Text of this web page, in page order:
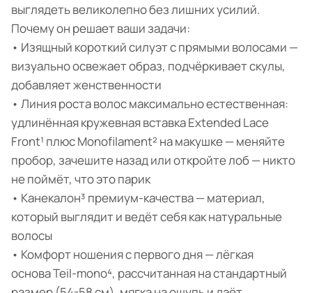
выглядеть великолепно без лишних усилий.
Почему он решает ваши задачи:
• Изящный короткий силуэт с прямыми волосами —
визуально освежает образ, подчёркивает скулы,
добавляет женственности
• Линия роста волос максимально естественная:
удлинённая кружевная вставка Extended Lace
Front¹ плюс Monofilament² на макушке — меняйте
пробор, зачешите назад или откройте лоб — никто
не поймёт, что это парик
• Канекалон³ премиум-качества — материал,
который выглядит и ведёт себя как натуральные
волосы
• Комфорт ношения с первого дня — лёгкая
основа Teil-mono⁴, рассчитанная на стандартный